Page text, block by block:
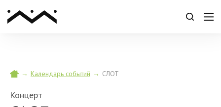
→ Календарь событий → СЛОТ
Концерт